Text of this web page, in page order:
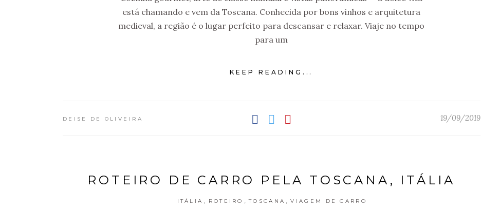
está chamando e vem da Toscana. Conhecida por bons vinhos e arquitetura
medieval, a região é o lugar perfeito para descansar e relaxar. Viaje no tempo
para um
KEEP READING...
DEISE DE OLIVEIRA 19/09/2019
ROTEIRO DE CARRO PELA TOSCANA, ITÁLIA
ITÁLIA , ROTEIRO , TOSCANA , VIAGEM DE CARRO